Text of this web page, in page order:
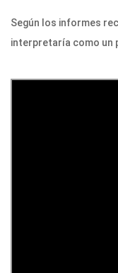
Según los informes
interpretaría como un